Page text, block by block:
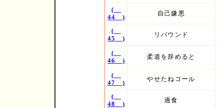
(
44 )
自己嫌悪
(
45 )
リバウンド
(
46 )
柔道を辞めると
(
47 )
やせたねコール
(
48 )
過食